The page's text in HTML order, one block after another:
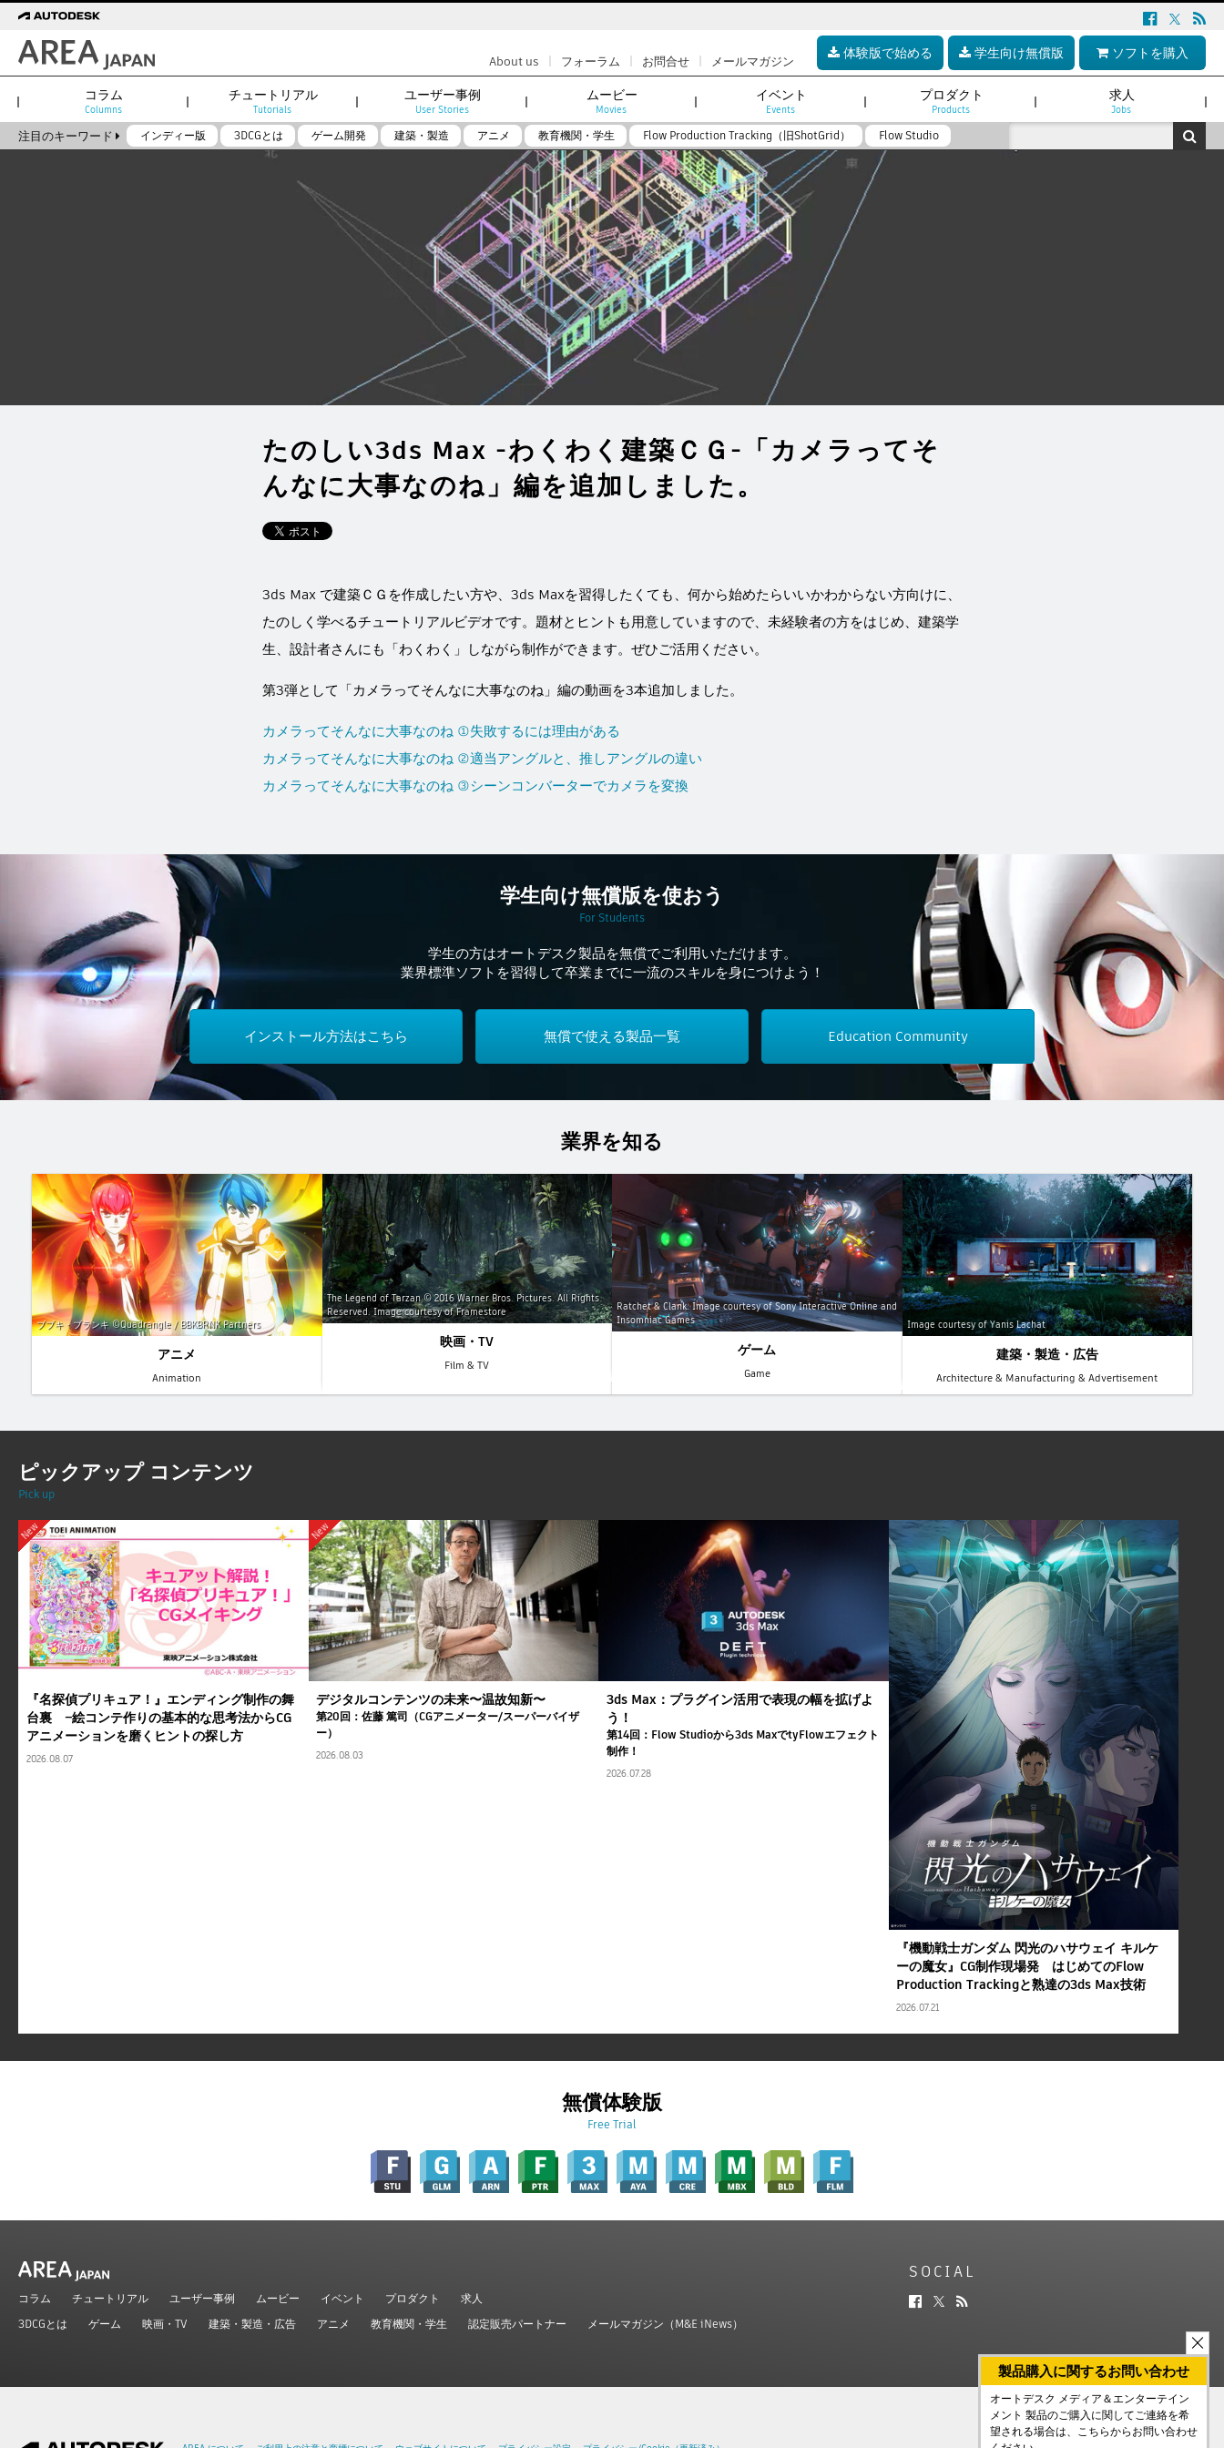
体験版で始める 学生向け無償版 ソフトを購入
About us | フォーラム | お問合せ | メールマガジン
コラム
Columns
チュートリアル
Tutorials
ユーザー事例
User Stories
ムービー
Movies
イベント
Events
プロダクト
Products
求人
Jobs
注目のキーワード インディー版 3DCGとは ゲーム開発 建築・製造 アニメ 教育機関・学生 Flow Production Tracking（旧ShotGrid） Flow Studio
たのしい3ds Max -わくわく建築ＣＧ-「カメラってそ
んなに大事なのね」編を追加しました。
3ds Max で建築ＣＧを作成したい方や、3ds Maxを習得したくても、何から始めたらいいかわからない方向けに、
たのしく学べるチュートリアルビデオです。題材とヒントも用意していますので、未経験者の方をはじめ、建築学
生、設計者さんにも「わくわく」しながら制作ができます。ぜひご活用ください。
第3弾として「カメラってそんなに大事なのね」編の動画を3本追加しました。
カメラってそんなに大事なのね ①失敗するには理由がある
カメラってそんなに大事なのね ②適当アングルと、推しアングルの違い
カメラってそんなに大事なのね ③シーンコンバーターでカメラを変換
学生向け無償版を使おう
For Students
学生の方はオートデスク製品を無償でご利用いただけます。
業界標準ソフトを習得して卒業までに一流のスキルを身につけよう！
インストール方法はこちら 無償で使える製品一覧 Education Community
業界を知る
ブブキ・ブランキ ©Quadrangle / BBKBRNK Partners
アニメ
Animation
The Legend of Tarzan © 2016 Warner Bros. Pictures. All Rights
Reserved. Image courtesy of Framestore
映画・TV
Film & TV
Ratchet & Clank. Image courtesy of Sony Interactive Online and
Insomniac Games
ゲーム
Game
Image courtesy of Yanis Lachat
建築・製造・広告
Architecture & Manufacturing & Advertisement
ピックアップ コンテンツ
Pick up
New
『名探偵プリキュア！』エンディング制作の舞
台裏 ―絵コンテ作りの基本的な思考法からCG
アニメーションを磨くヒントの探し方
2026.08.07
New
デジタルコンテンツの未来〜温故知新〜
第20回：佐藤 篤司（CGアニメーター/スーパーバイザ
ー）
2026.08.03
3ds Max：プラグイン活用で表現の幅を拡げよ
う！
第14回：Flow Studioから3ds MaxでtyFlowエフェクト
制作！
2026.07.28
『機動戦士ガンダム 閃光のハサウェイ キルケ
ーの魔女』CG制作現場発 はじめてのFlow
Production Trackingと熟達の3ds Max技術
2026.07.21
無償体験版
Free Trial
コラム チュートリアル ユーザー事例 ムービー イベント プロダクト
求人
3DCGとは
ゲーム 映画・TV 建築・製造・広告 アニメ 教育機関・学生 認定販売パートナー メールマガジン（M&E iNews）
SOCIAL
製品購入に関するお問い合わせ
オートデスク メディア＆エンターテイン
メント 製品のご購入に関してご連絡を希
望される場合は、こちらからお問い合わせ